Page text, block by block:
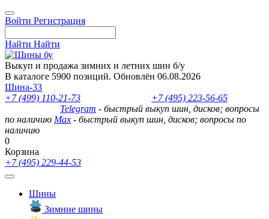
Войти Регистрация
Найти Найти
Выкуп и продажа зимних и летних шин б/у
В каталоге 5900 позиций. Обновлён 06.08.2026
Шина-33
+7 (499) 110-21-73
+7 (495) 223-56-65
Telegram - быстрый выкуп шин, дисков; вопросы
по наличию Max - быстрый выкуп шин, дисков; вопросы по
наличию
0
Корзина
+7 (495) 229-44-53
Шины
Зимние шины